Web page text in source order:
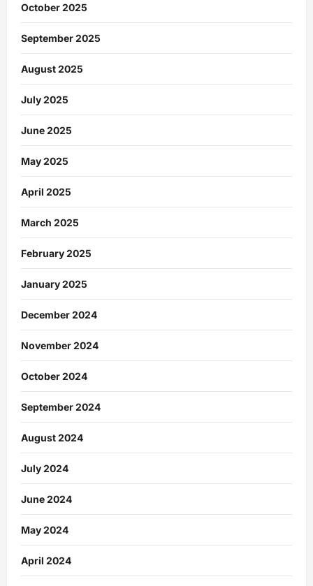
October 2025
September 2025
August 2025
July 2025
June 2025
May 2025
April 2025
March 2025
February 2025
January 2025
December 2024
November 2024
October 2024
September 2024
August 2024
July 2024
June 2024
May 2024
April 2024